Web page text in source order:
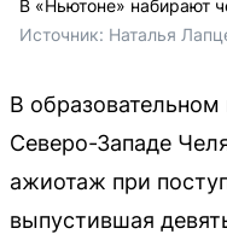
В «Ньютоне» набирают
Источник: Наталья
В
Северо-Западе
ажиотаж при
выпустившая